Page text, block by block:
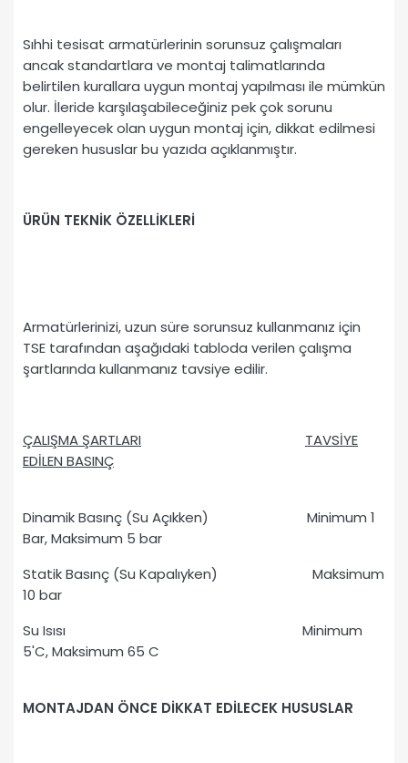
Sıhhi tesisat armatürlerinin sorunsuz çalışmaları
ancak standartlara ve montaj talimatlarında
belirtilen kurallara uygun montaj yapılması ile mümkün
olur. İleride karşılaşabileceğiniz pek çok sorunu
engelleyecek olan uygun montaj için, dikkat edilmesi
gereken hususlar bu yazıda açıklanmıştır.
ÜRÜN TEKNİK ÖZELLİKLERİ
Armatürlerinizi, uzun süre sorunsuz kullanmanız için
TSE tarafından aşağıdaki tabloda verilen çalışma
şartlarında kullanmanız tavsiye edilir.
ÇALIŞMA ŞARTLARI
TAVSİYE
EDİLEN BASINÇ
Dinamik Basınç (Su Açıkken) Minimum 1
Bar, Maksimum 5 bar
Statik Basınç (Su Kapalıyken) Maksimum
10 bar
Su Isısı Minimum
5'C, Maksimum 65 C
MONTAJDAN ÖNCE DİKKAT EDİLECEK HUSUSLAR